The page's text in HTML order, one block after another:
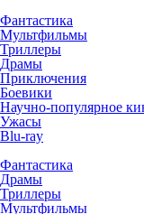
Фантастика
Мультфильмы
Триллеры
Драмы
Приключения
Боевики
Научно-популярное
Ужасы
Blu-ray
Фантастика
Драмы
Триллеры
Мультфильмы